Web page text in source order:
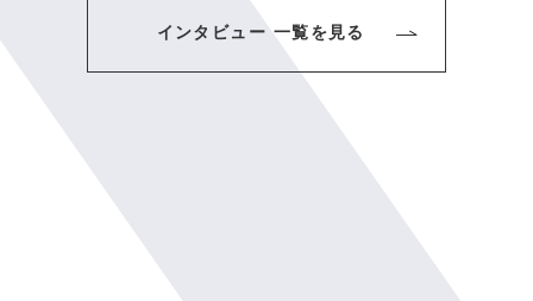
インタビュー 一覧を見る